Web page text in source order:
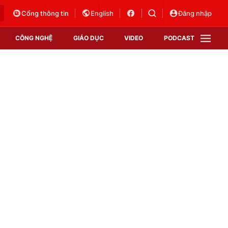
Cổng thông tin English Đăng nhập
CÔNG NGHỆ GIÁO DỤC VIDEO PODCAST